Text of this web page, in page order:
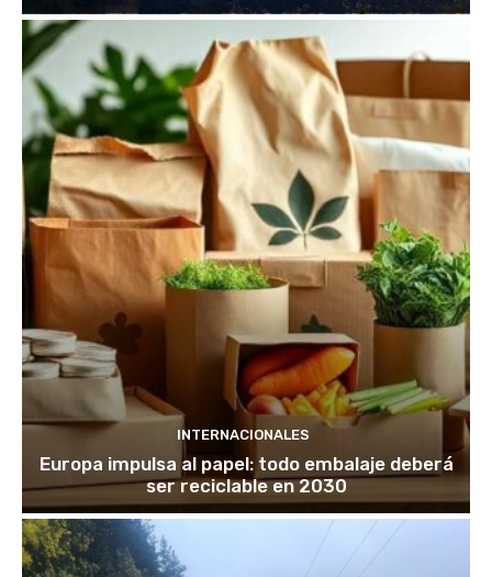
INTERNACIONALES
Europa impulsa al papel: todo embalaje deberá
ser reciclable en 2030